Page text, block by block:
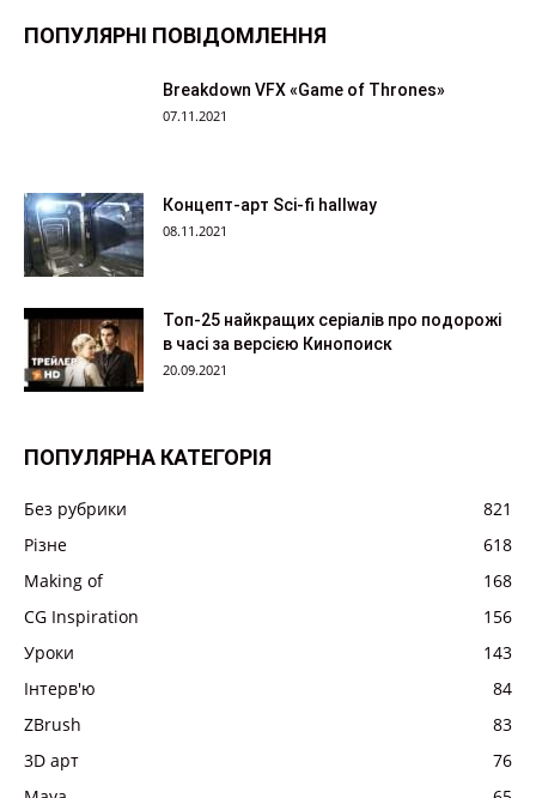
ПОПУЛЯРНІ ПОВІДОМЛЕННЯ
Breakdown VFX «Game of Thrones»
07.11.2021
Концепт-арт Sci-fi hallway
08.11.2021
Топ-25 найкращих серіалів про подорожі
в часі за версією Кинопоиск
20.09.2021
ПОПУЛЯРНА КАТЕГОРІЯ
Без рубрики
821
Різне
618
Making of
168
CG Inspiration
156
Уроки
143
Інтерв'ю
84
ZBrush
83
3D арт
76